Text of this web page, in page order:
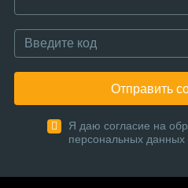
Отправить
Я даю согласие на
персональных данных